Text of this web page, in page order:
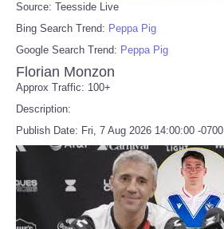
Source: Teesside Live
Bing Search Trend: Peppa Pig
Google Search Trend: Peppa Pig
Florian Monzon
Approx Traffic: 100+
Description:
Publish Date: Fri, 7 Aug 2026 14:00:00 -0700